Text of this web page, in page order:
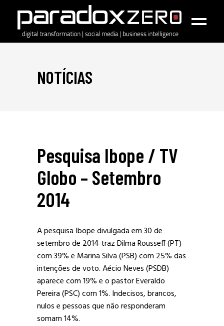
NOTÍCIAS
Pesquisa Ibope / TV
Globo – Setembro
2014
A pesquisa Ibope divulgada em 30 de
setembro de 2014 traz Dilma Rousseff (PT)
com 39% e Marina Silva (PSB) com 25% das
intenções de voto. Aécio Neves (PSDB)
aparece com 19% e o pastor Everaldo
Pereira (PSC) com 1%. Indecisos, brancos,
nulos e pessoas que não responderam
somam 14%.